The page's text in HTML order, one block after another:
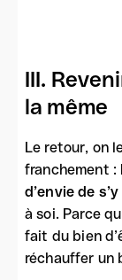
III.
la même
Le retour, on
franchement :
d’envie de
à soi. Parce
fait du bien
réchauffer un